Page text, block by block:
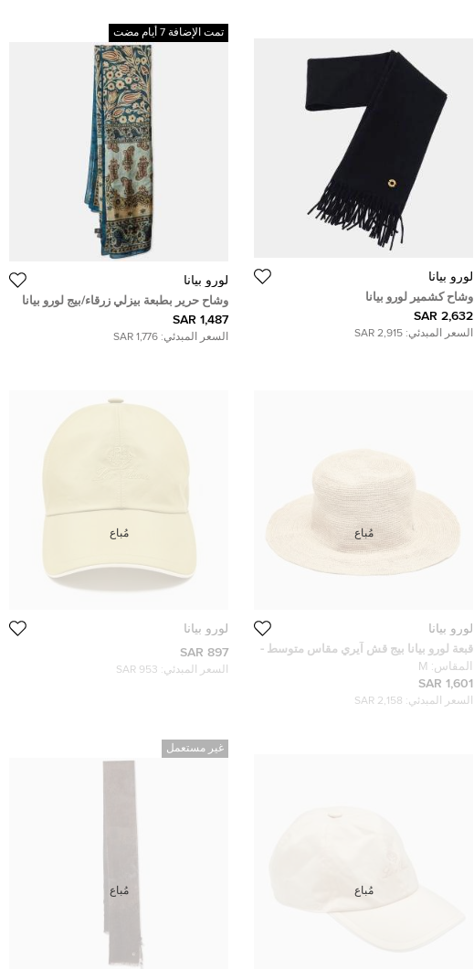
لورو بيانا
وشاح كشمير لورو بيانا
2,632 SAR
السعر المبدئي: 2,915 SAR
تمت الإضافة 7 أيام مضت
لورو بيانا
وشاح حرير بطبعة بيزلي زرقاء/بيج لورو بيانا
1,487 SAR
السعر المبدئي: 1,776 SAR
لورو بيانا
قبعة لورو بيانا بيج قش آيري مقاس متوسط -
ميديم
المقاس: M
1,601 SAR
السعر المبدئي: 2,158 SAR
مُباع
لورو بيانا
897 SAR
السعر المبدئي: 953 SAR
مُباع
مُباع
غير مستعمل
مُباع